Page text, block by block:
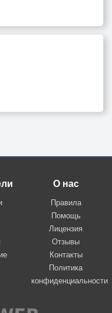
О нас
Правила
Помощь
Лицензия
Отзывы
Контакты
Политика
конфиденциальности